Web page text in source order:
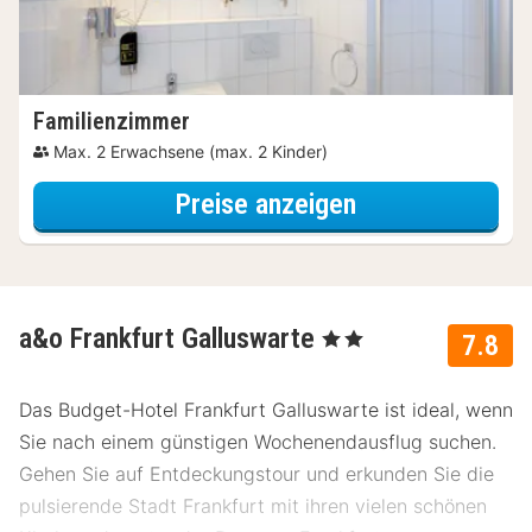
Familienzimmer
Max. 2 Erwachsene (max. 2 Kinder)
Preise anzeigen
7.8
a&o Frankfurt Galluswarte , 2 Sterne
Das Budget-Hotel Frankfurt Galluswarte ist ideal, wenn
Sie nach einem günstigen Wochenendausflug suchen.
Gehen Sie auf Entdeckungstour und erkunden Sie die
pulsierende Stadt Frankfurt mit ihren vielen schönen